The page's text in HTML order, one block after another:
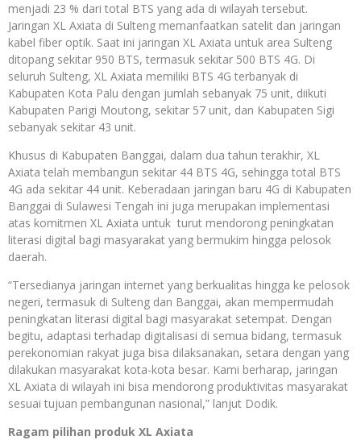
menjadi 23 % dari total BTS yang ada di wilayah tersebut.
Jaringan XL Axiata di Sulteng memanfaatkan satelit dan jaringan
kabel fiber optik. Saat ini jaringan XL Axiata untuk area Sulteng
ditopang sekitar 950 BTS, termasuk sekitar 500 BTS 4G. Di
seluruh Sulteng, XL Axiata memiliki BTS 4G terbanyak di
Kabupaten Kota Palu dengan jumlah sebanyak 75 unit, diikuti
Kabupaten Parigi Moutong, sekitar 57 unit, dan Kabupaten Sigi
sebanyak sekitar 43 unit.
Khusus di Kabupaten Banggai, dalam dua tahun terakhir, XL
Axiata telah membangun sekitar 44 BTS 4G, sehingga total BTS
4G ada sekitar 44 unit. Keberadaan jaringan baru 4G di Kabupaten
Banggai di Sulawesi Tengah ini juga merupakan implementasi
atas komitmen XL Axiata untuk turut mendorong peningkatan
literasi digital bagi masyarakat yang bermukim hingga pelosok
daerah.
“Tersedianya jaringan internet yang berkualitas hingga ke pelosok
negeri, termasuk di Sulteng dan Banggai, akan mempermudah
peningkatan literasi digital bagi masyarakat setempat. Dengan
begitu, adaptasi terhadap digitalisasi di semua bidang, termasuk
perekonomian rakyat juga bisa dilaksanakan, setara dengan yang
dilakukan masyarakat kota-kota besar. Kami berharap, jaringan
XL Axiata di wilayah ini bisa mendorong produktivitas masyarakat
sesuai tujuan pembangunan nasional,” lanjut Dodik.
Ragam pilihan produk XL Axiata